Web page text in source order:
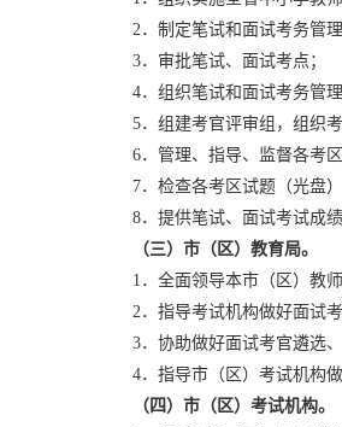
2．制定笔试和面试考务管
3．审批笔试、面试考点；
4．组织笔试和面试考务管
5．组建考官评审组，组织考
6．管理、指导、监督各考
7．检查各考区试题（光盘）
8．提供笔试、面试考试成绩
（三）市（区）教育局。
1．全面领导本市（区）教师
2．指导考试机构做好面试考
3．协助做好面试考官遴选、
4．指导市（区）考试机构做
（四）市（区）考试机构。